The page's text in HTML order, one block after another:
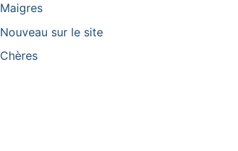
Maigres
Nouveau sur le site
Сhères